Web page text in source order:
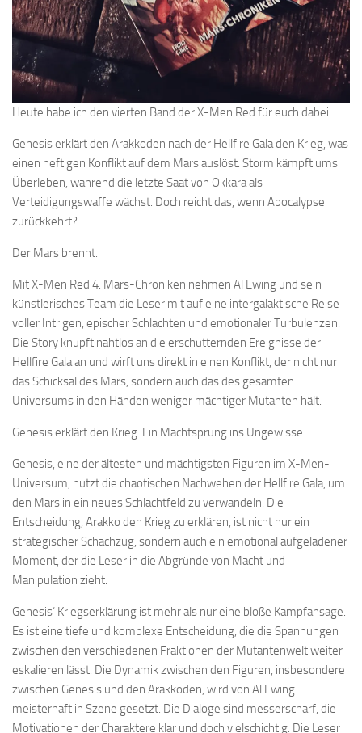
Heute habe ich den vierten Band der X-Men Red für euch dabei.
Genesis erklärt den Arakkoden nach der Hellfire Gala den Krieg, was
einen heftigen Konflikt auf dem Mars auslöst. Storm kämpft ums
Überleben, während die letzte Saat von Okkara als
Verteidigungswaffe wächst. Doch reicht das, wenn Apocalypse
zurückkehrt?
Der Mars brennt.
Mit X-Men Red 4: Mars-Chroniken nehmen Al Ewing und sein
künstlerisches Team die Leser mit auf eine intergalaktische Reise
voller Intrigen, epischer Schlachten und emotionaler Turbulenzen.
Die Story knüpft nahtlos an die erschütternden Ereignisse der
Hellfire Gala an und wirft uns direkt in einen Konflikt, der nicht nur
das Schicksal des Mars, sondern auch das des gesamten
Universums in den Händen weniger mächtiger Mutanten hält.
Genesis erklärt den Krieg: Ein Machtsprung ins Ungewisse
Genesis, eine der ältesten und mächtigsten Figuren im X-Men-
Universum, nutzt die chaotischen Nachwehen der Hellfire Gala, um
den Mars in ein neues Schlachtfeld zu verwandeln. Die
Entscheidung, Arakko den Krieg zu erklären, ist nicht nur ein
strategischer Schachzug, sondern auch ein emotional aufgeladener
Moment, der die Leser in die Abgründe von Macht und
Manipulation zieht.
Genesis‘ Kriegserklärung ist mehr als nur eine bloße Kampfansage.
Es ist eine tiefe und komplexe Entscheidung, die die Spannungen
zwischen den verschiedenen Fraktionen der Mutantenwelt weiter
eskalieren lässt. Die Dynamik zwischen den Figuren, insbesondere
zwischen Genesis und den Arakkoden, wird von Al Ewing
meisterhaft in Szene gesetzt. Die Dialoge sind messerscharf, die
Motivationen der Charaktere klar und doch vielschichtig. Die Leser